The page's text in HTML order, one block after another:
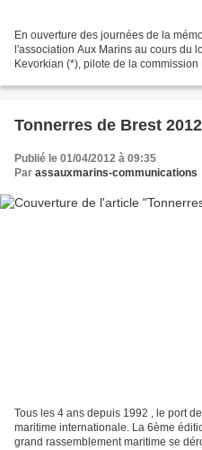
En ouverture des journées de la
l'association Aux Marins au cours du
Kevorkian (*), pilote de la
Tonnerres de Brest 2012
Publié le 01/04/2012 à 09:35
Par assauxmarins-communications
Tous les 4 ans depuis 1992 , le port
maritime internationale. La 6ème
grand rassemblement maritime se